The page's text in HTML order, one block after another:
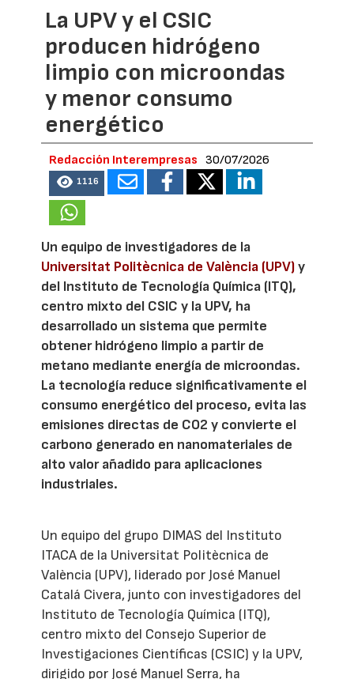
La UPV y el CSIC
producen hidrógeno
limpio con microondas
y menor consumo
energético
Redacción Interempresas 30/07/2026
1116
Un equipo de investigadores de la
Universitat Politècnica de València (UPV)y
del Instituto de Tecnología Química (ITQ),
centro mixto del CSIC y la UPV, ha
desarrollado un sistema que permite
obtener hidrógeno limpio a partir de
metano mediante energía de microondas.
La tecnología reduce significativamente el
consumo energético del proceso, evita las
emisiones directas de CO2 y convierte el
carbono generado en nanomateriales de
alto valor añadido para aplicaciones
industriales.
Un equipo del grupo DIMAS del Instituto
ITACA de la Universitat Politècnica de
València (UPV), liderado por José Manuel
Catalá Civera, junto con investigadores del
Instituto de Tecnología Química (ITQ),
centro mixto del Consejo Superior de
Investigaciones Científicas (CSIC) y la UPV,
dirigido por José Manuel Serra, ha